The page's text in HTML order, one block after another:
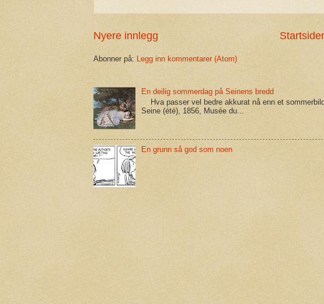
Nyere innlegg
Abonner på: Legg inn kommentarer (Atom)
En deilig sommerdag på Seinens bredd
Hva passer vel bedre akkurat nå enn et
Seine (été), 1856, Musée du...
En grunn så god som noen